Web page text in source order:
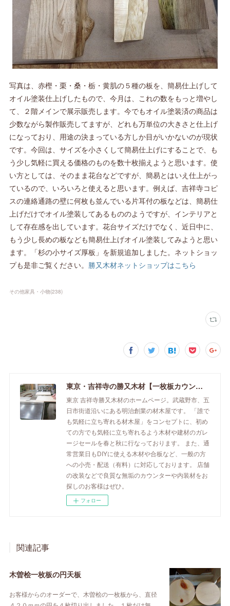
写真は、赤樫・栗・桑・栃・黄肌の５種の板を、簡易仕上げして
オイル塗装仕上げしたもので、今月は、これの数をもっと増やし
て、２階メインで展示販売します。今でもオイル塗装済の商品は
少数ながら製作販売してますが、どれも万単位の大きさと仕上げ
になっており、用途の決まっている方しか目がいかないのが現状
です。今回は、サイズを小さくして簡易仕上げにすることで、も
う少し気軽に買える価格のものを数十枚揃えようと思います。使
い方としては、そのまま花台などですが、簡易とはいえ仕上がっ
ているので、いろいろと使えると思います。例えば、吉祥寺コピ
スの連絡通路の壁に何枚も並んでいる片耳付の板などは、簡易仕
上げだけでオイル塗装してあるもののようですが、インテリアと
して存在感を出しています。花台サイズだけでなく、近日中に、
もう少し長めの板なども簡易仕上げオイル塗装してみようと思い
ます。「杉の小サイズ厚板」を新規追加しました。ネットショッ
プも是非ご覧ください。 勝又木材ネットショップはこちら
その他家具・小物(238)
東京・吉祥寺の勝又木材【一枚板カウンター】
東京 吉祥寺勝又木材のホームページ。武蔵野市、五
日市街道沿いにある明治創業の材木屋です。 「誰で
も気軽に立ち寄れる材木屋」をコンセプトに、初め
ての方でも気軽に立ち寄れるよう木材や建材のガレ
ージセールを春と秋に行なっております。 また、通
常営業日もDIYに使える木材や合板など、一般の方
への小売・配送（有料）に対応しております。 店舗
の改装などで良質な無垢のカウンターや内装材をお
探しのお客様はぜひ。
フォロー
関連記事
木曽桧一枚板の円天板
お客様からのオーダーで、木曽桧の一枚板から、直径